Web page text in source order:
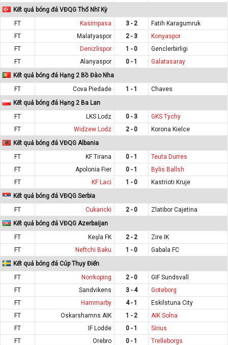
Kết quả bóng đá VĐQG Thổ Nhĩ Kỳ
FT
Kasimpasa 3 - 2
Fatih Karagumruk
FT
Malatyaspor 2 - 3
Konyaspor
FT
Denizlispor 1 - 0
Genclerbirligi
FT
Alanyaspor 0 - 1
Galatasaray
Kết quả bóng đá Hạng 2 Bồ Đào Nha
FT
Cova Piedade 1 - 1
Chaves
Kết quả bóng đá Hạng 2 Ba Lan
FT
LKS Lodz 0 - 3
GKS Tychy
FT
Widzew Lodz 2 - 0
Korona Kielce
Kết quả bóng đá VĐQG Albania
FT
KF Tirana 0 - 1
Teuta Durres
FT
Apolonia Fier 0 - 1
Bylis Ballsh
FT
KF Laci 1 - 0
Kastrioti Kruje
Kết quả bóng đá VĐQG Serbia
FT
Cukaricki 2 - 0
Zlatibor Cajetina
Kết quả bóng đá VĐQG Azerbaijan
FT
Keşla FK 2 - 2
Zire IK
FT
Neftchi Baku 1 - 0
Gabala FC
Kết quả bóng đá Cúp Thụy Điển
FT
Norrkoping 2 - 0
GIF Sundsvall
FT
Sandvikens 3 - 4
Goteborg
FT
Hammarby 4 - 1
Eskilstuna City
FT
Oskarshamns AIK 1 - 2
AIK Solna
FT
IF Lodde 0 - 1
Sirius
FT
Orebro 0 - 1
Trelleborgs